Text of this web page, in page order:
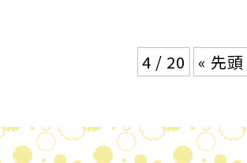
4 / 20 « 先頭